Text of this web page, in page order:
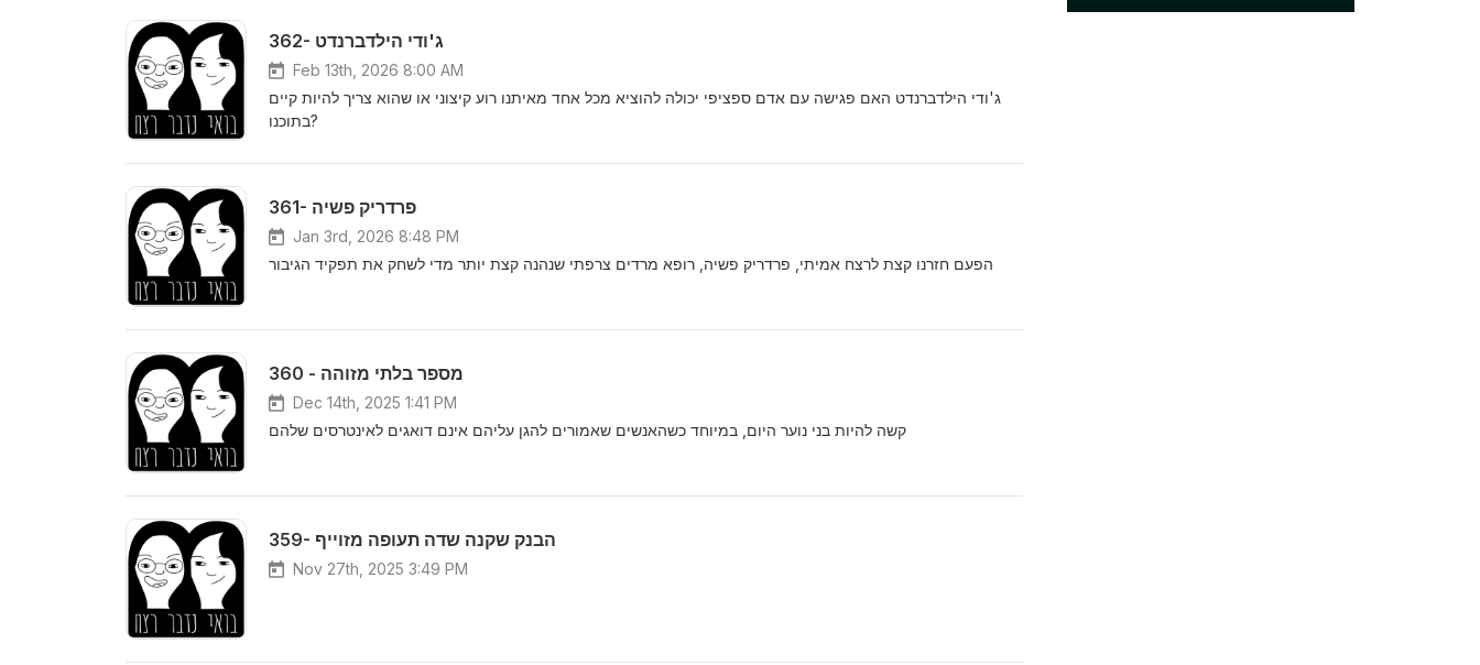
362- ג'ודי הילדברנדט
Feb 13th, 2026 8:00 AM
ג'ודי הילדברנדט האם פגישה עם אדם ספציפי יכולה להוציא מכל אחד מאיתנו רוע קיצוני או שהוא צריך להיות קיים
בתוכנו?
361- פרדריק פשיה
Jan 3rd, 2026 8:48 PM
הפעם חזרנו קצת לרצח אמיתי, פרדריק פשיה, רופא מרדים צרפתי שנהנה קצת יותר מדי לשחק את תפקיד הגיבור
360 - מספר בלתי מזוהה
Dec 14th, 2025 1:41 PM
קשה להיות בני נוער היום, במיוחד כשהאנשים שאמורים להגן עליהם אינם דואגים לאינטרסים שלהם
359- הבנק שקנה שדה תעופה מזוייף
Nov 27th, 2025 3:49 PM